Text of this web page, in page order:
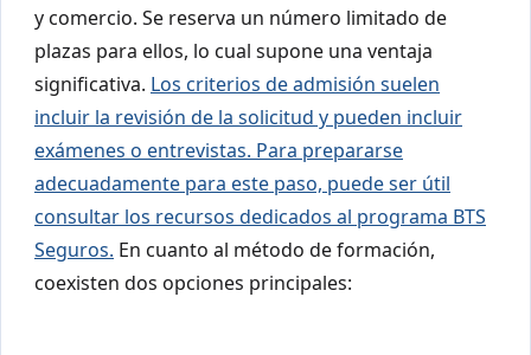
y comercio. Se reserva un número limitado de
plazas para ellos, lo cual supone una ventaja
significativa. Los criterios de admisión suelen
incluir la revisión de la solicitud y pueden incluir
exámenes o entrevistas. Para prepararse
adecuadamente para este paso, puede ser útil
consultar los recursos dedicados al programa BTS
Seguros. En cuanto al método de formación,
coexisten dos opciones principales: